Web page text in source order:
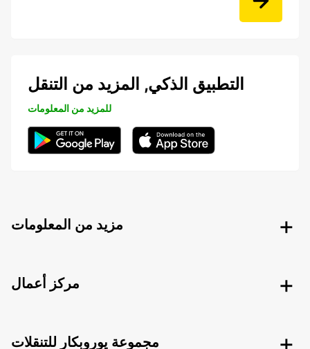
التطبيق الذكي, المزيد من التنقل
للمزيد من المعلومات
مزيد من المعلومات
مركز أعمال
مجموعة يوروبكار للتنقلات